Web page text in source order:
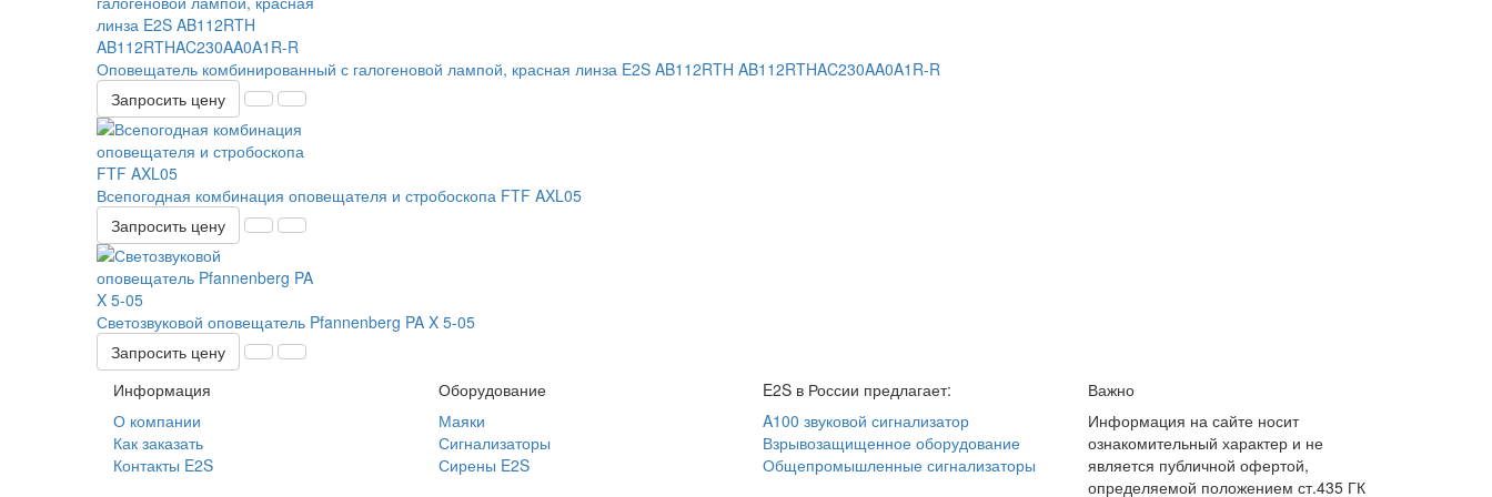
Оповещатель комбинированный с галогеновой лампой, красная линза E2S AB112RTH AB112RTHAC230AA0A1R-R
Запросить цену
Всепогодная комбинация оповещателя и стробоскопа FTF AXL05
Запросить цену
Светозвуковой оповещатель Pfannenberg PA X 5-05
Запросить цену
Информация
О компании
Как заказать
Контакты E2S
Оборудование
Маяки
Сигнализаторы
Сирены E2S
E2S в России предлагает:
A100 звуковой сигнализатор
Взрывозащищенное оборудование
Общепромышленные сигнализаторы
Важно
Информация на сайте носит
ознакомительный характер и не
является публичной офертой,
определяемой положением ст.435 ГК